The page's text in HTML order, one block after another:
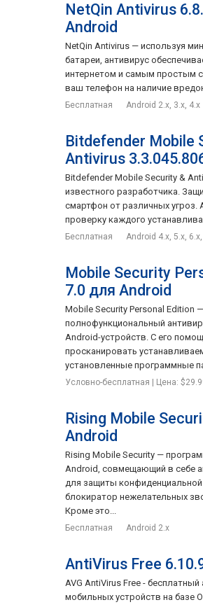
NetQin Antivirus
Android
NetQin Antivirus — используя
батареи, антивирус
интернетом и самым простым
ваш телефон на наличие
Бесплатная Android 2.x, 3.x, 4.x
Bitdefender Mobile
Antivirus
Bitdefender Mobile Security &
известного разработчика.
смартфон от различных угроз.
проверку каждого
Бесплатная Android 4.x, 5.x,
Mobile Security
7.0 для Android
Mobile Security Personal Edition —
полнофункциональный
Android-устройств. С его
просканировать
установленные программные
Условно-бесплатная | Цена:
Rising Mobile
Android
Rising Mobile Security —
Android, совмещающий в себе
для защиты
блокиратор нежелательных
Кроме это...
Бесплатная Android 2.x
AntiVirus Free
AVG AntiVirus Free - бесплатный
мобильных устройств на базе